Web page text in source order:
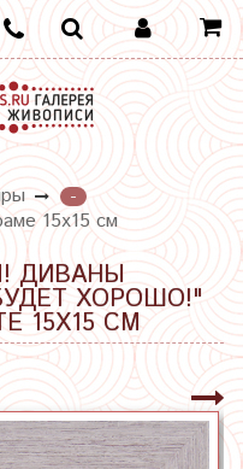
-
15х15 см
ДИВАНЫ
ХОРОШО!"
15Х15 СМ